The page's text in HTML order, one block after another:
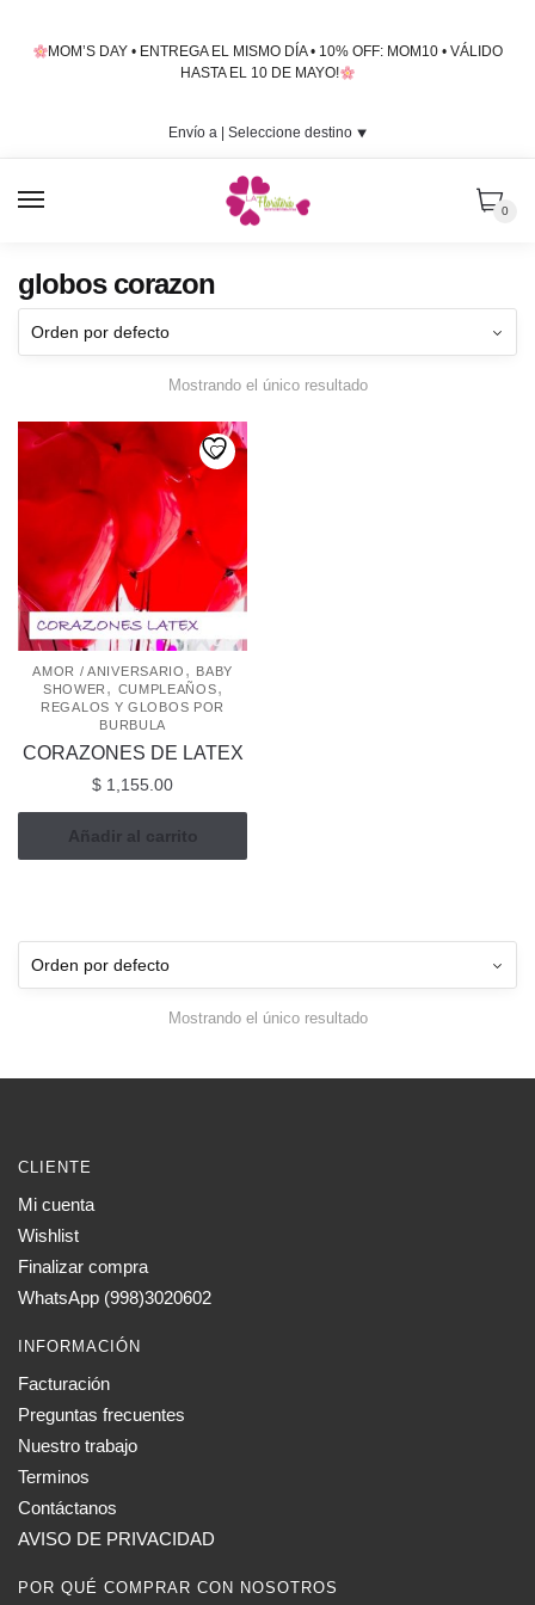
MOM’S DAY • ENTREGA EL MISMO DÍA • 10% OFF: MOM10 • VÁLIDO
HASTA EL 10 DE MAYO!
Envío a | Seleccione destino⯆
0
globos corazon
Mostrando el único resultado
AMOR / ANIVERSARIO , BABY
SHOWER , CUMPLEAÑOS,
REGALOS Y GLOBOS POR
BURBULA
CORAZONES DE LATEX
$ 1,155.00
Añadir al carrito
Mostrando el único resultado
CLIENTE
Mi cuenta
Wishlist
Finalizar compra
WhatsApp (998)3020602
INFORMACIÓN
Facturación
Preguntas frecuentes
Nuestro trabajo
Terminos
Contáctanos
AVISO DE PRIVACIDAD
POR QUÉ COMPRAR CON NOSOTROS